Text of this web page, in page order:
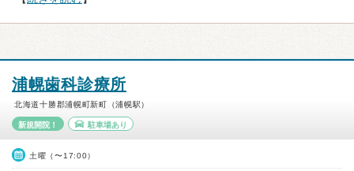
浦幌歯科診療所
北海道十勝郡浦幌町新町（浦幌駅）
新規開院！ 駐車場あり
土曜（〜17:00）